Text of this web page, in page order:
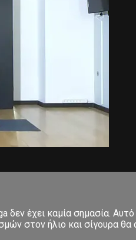
έχει καμία σημασία.
στον ήλιο και σίγουρα θα